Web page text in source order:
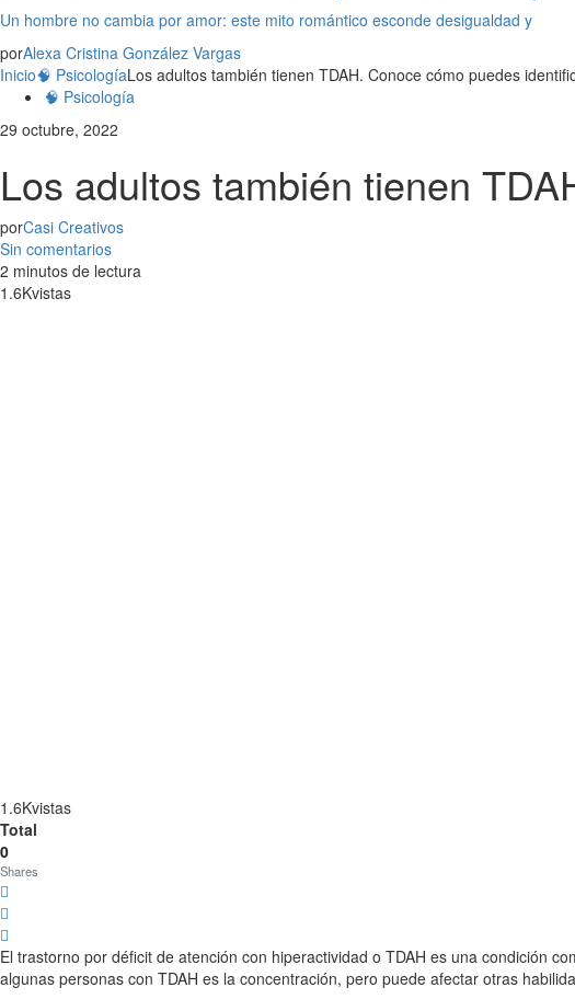
Un hombre no cambia por amor: este mito romántico esconde desigualdad y
porAlexa Cristina González Vargas
Inicio🧠 PsicologíaLos adultos también tienen TDAH. Conoce cómo puedes
🧠 Psicología
29 octubre, 2022
Los adultos también tienen
porCasi Creativos
Sin comentarios
2 minutos de lectura
1.6Kvistas
1.6Kvistas
Total
0
Shares
El trastorno por déficit de atención con hiperactividad o TDAH es una condición
algunas personas con TDAH es la concentración, pero puede afectar otras